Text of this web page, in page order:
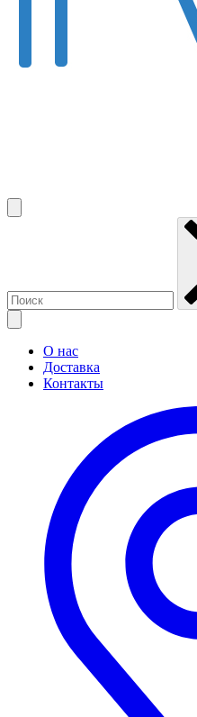
О нас
Доставка
Контакты